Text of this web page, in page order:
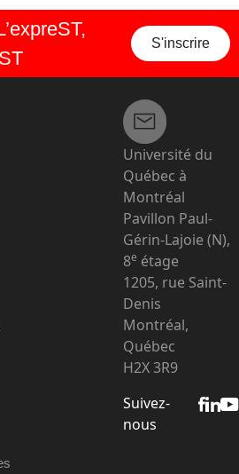
S'inscrire
Université du
Québec à
Montréal
Pavillon Paul-
Gérin-Lajoie (N),
8e étage
1205, rue Saint-
Denis
Montréal,
Québec
H2X 3R9
Suivez-
nous